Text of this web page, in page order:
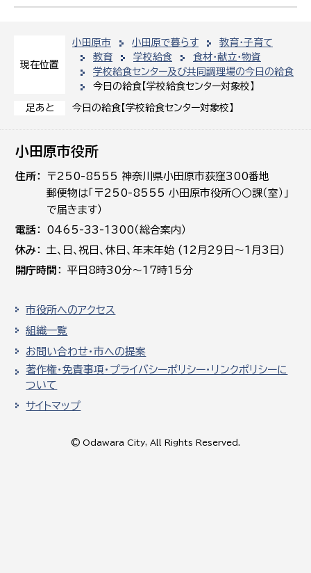
現在位置
小田原市 小田原で暮らす
教育・子育て
教育
学校給食
食材・献立・物資
学校給食センター及び共同調理場の今日の給食
今日の給食【学校給食センター対象校】
足あと 今日の給食【学校給食センター対象校】
小田原市役所
住所
〒250-8555 神奈川県小田原市荻窪300番地
郵便物は「〒250-8555 小田原市役所○○課（室）」
で届きます）
電話
0465-33-1300（総合案内）
休み
土､日､祝日、休日、年末年始 (12月29日～1月3日)
開庁時間
平日8時30分～17時15分
市役所へのアクセス
組織一覧
お問い合わせ・市への提案
著作権・免責事項・プライバシーポリシー・リンクポリシーに
ついて
サイトマップ
© Odawara City, All Rights Reserved.